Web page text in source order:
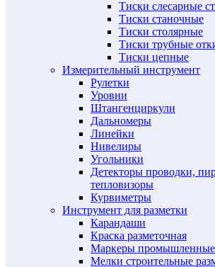
Тиски слесарные
Тиски станочные
Тиски столярные
Тиски трубные
Тиски цепные
Измерительный инструмент
Рулетки
Уровни
Штангенциркули
Дальномеры
Линейки
Нивелиры
Угольники
Детекторы проводки,
тепловизоры
Курвиметры
Инструмент для разметки
Карандаши
Краска разметочная
Маркеры промышленные
Мелки строительные